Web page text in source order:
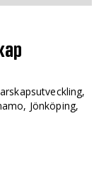
Jönköping,